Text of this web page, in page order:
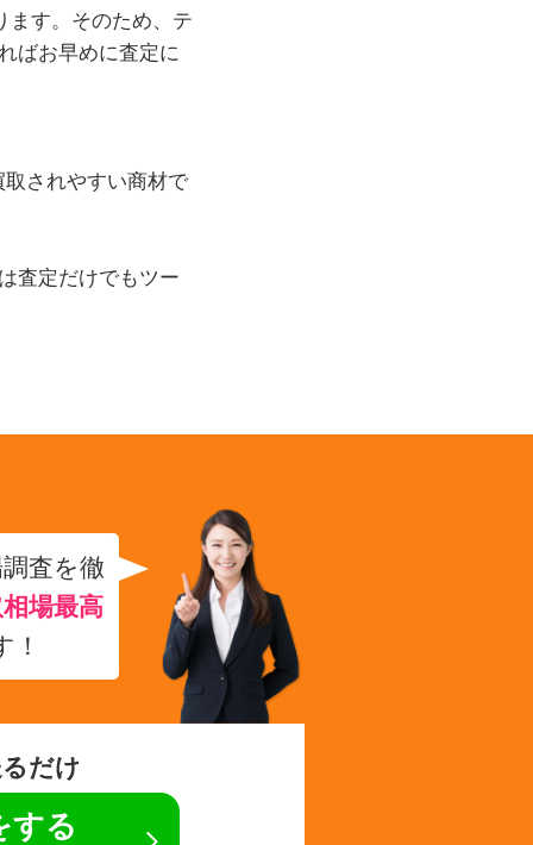
ます。そのため、テ
ばお早めに査定に
されやすい商材で
査定だけでもツー
査を徹
場最高
！
だけ
する